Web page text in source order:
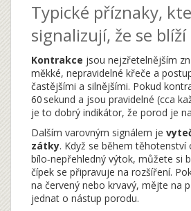
Typické příznaky,
signalizují, že se
Kontrakce jsou nejzřetelnějším
měkké, nepravidelné křeče a
častějšími a silnějšími. Pokud
60 sekund a jsou pravidelné (cca
je to dobrý indikátor, že porod je
Dalším varovným signálem je
zátky. Když se během těhotenství
bílo‑nepřehledný výtok, můžete si
čípek se připravuje na rozšíření.
na červený nebo krvavý, mějte na
jednat o nástup porodu.